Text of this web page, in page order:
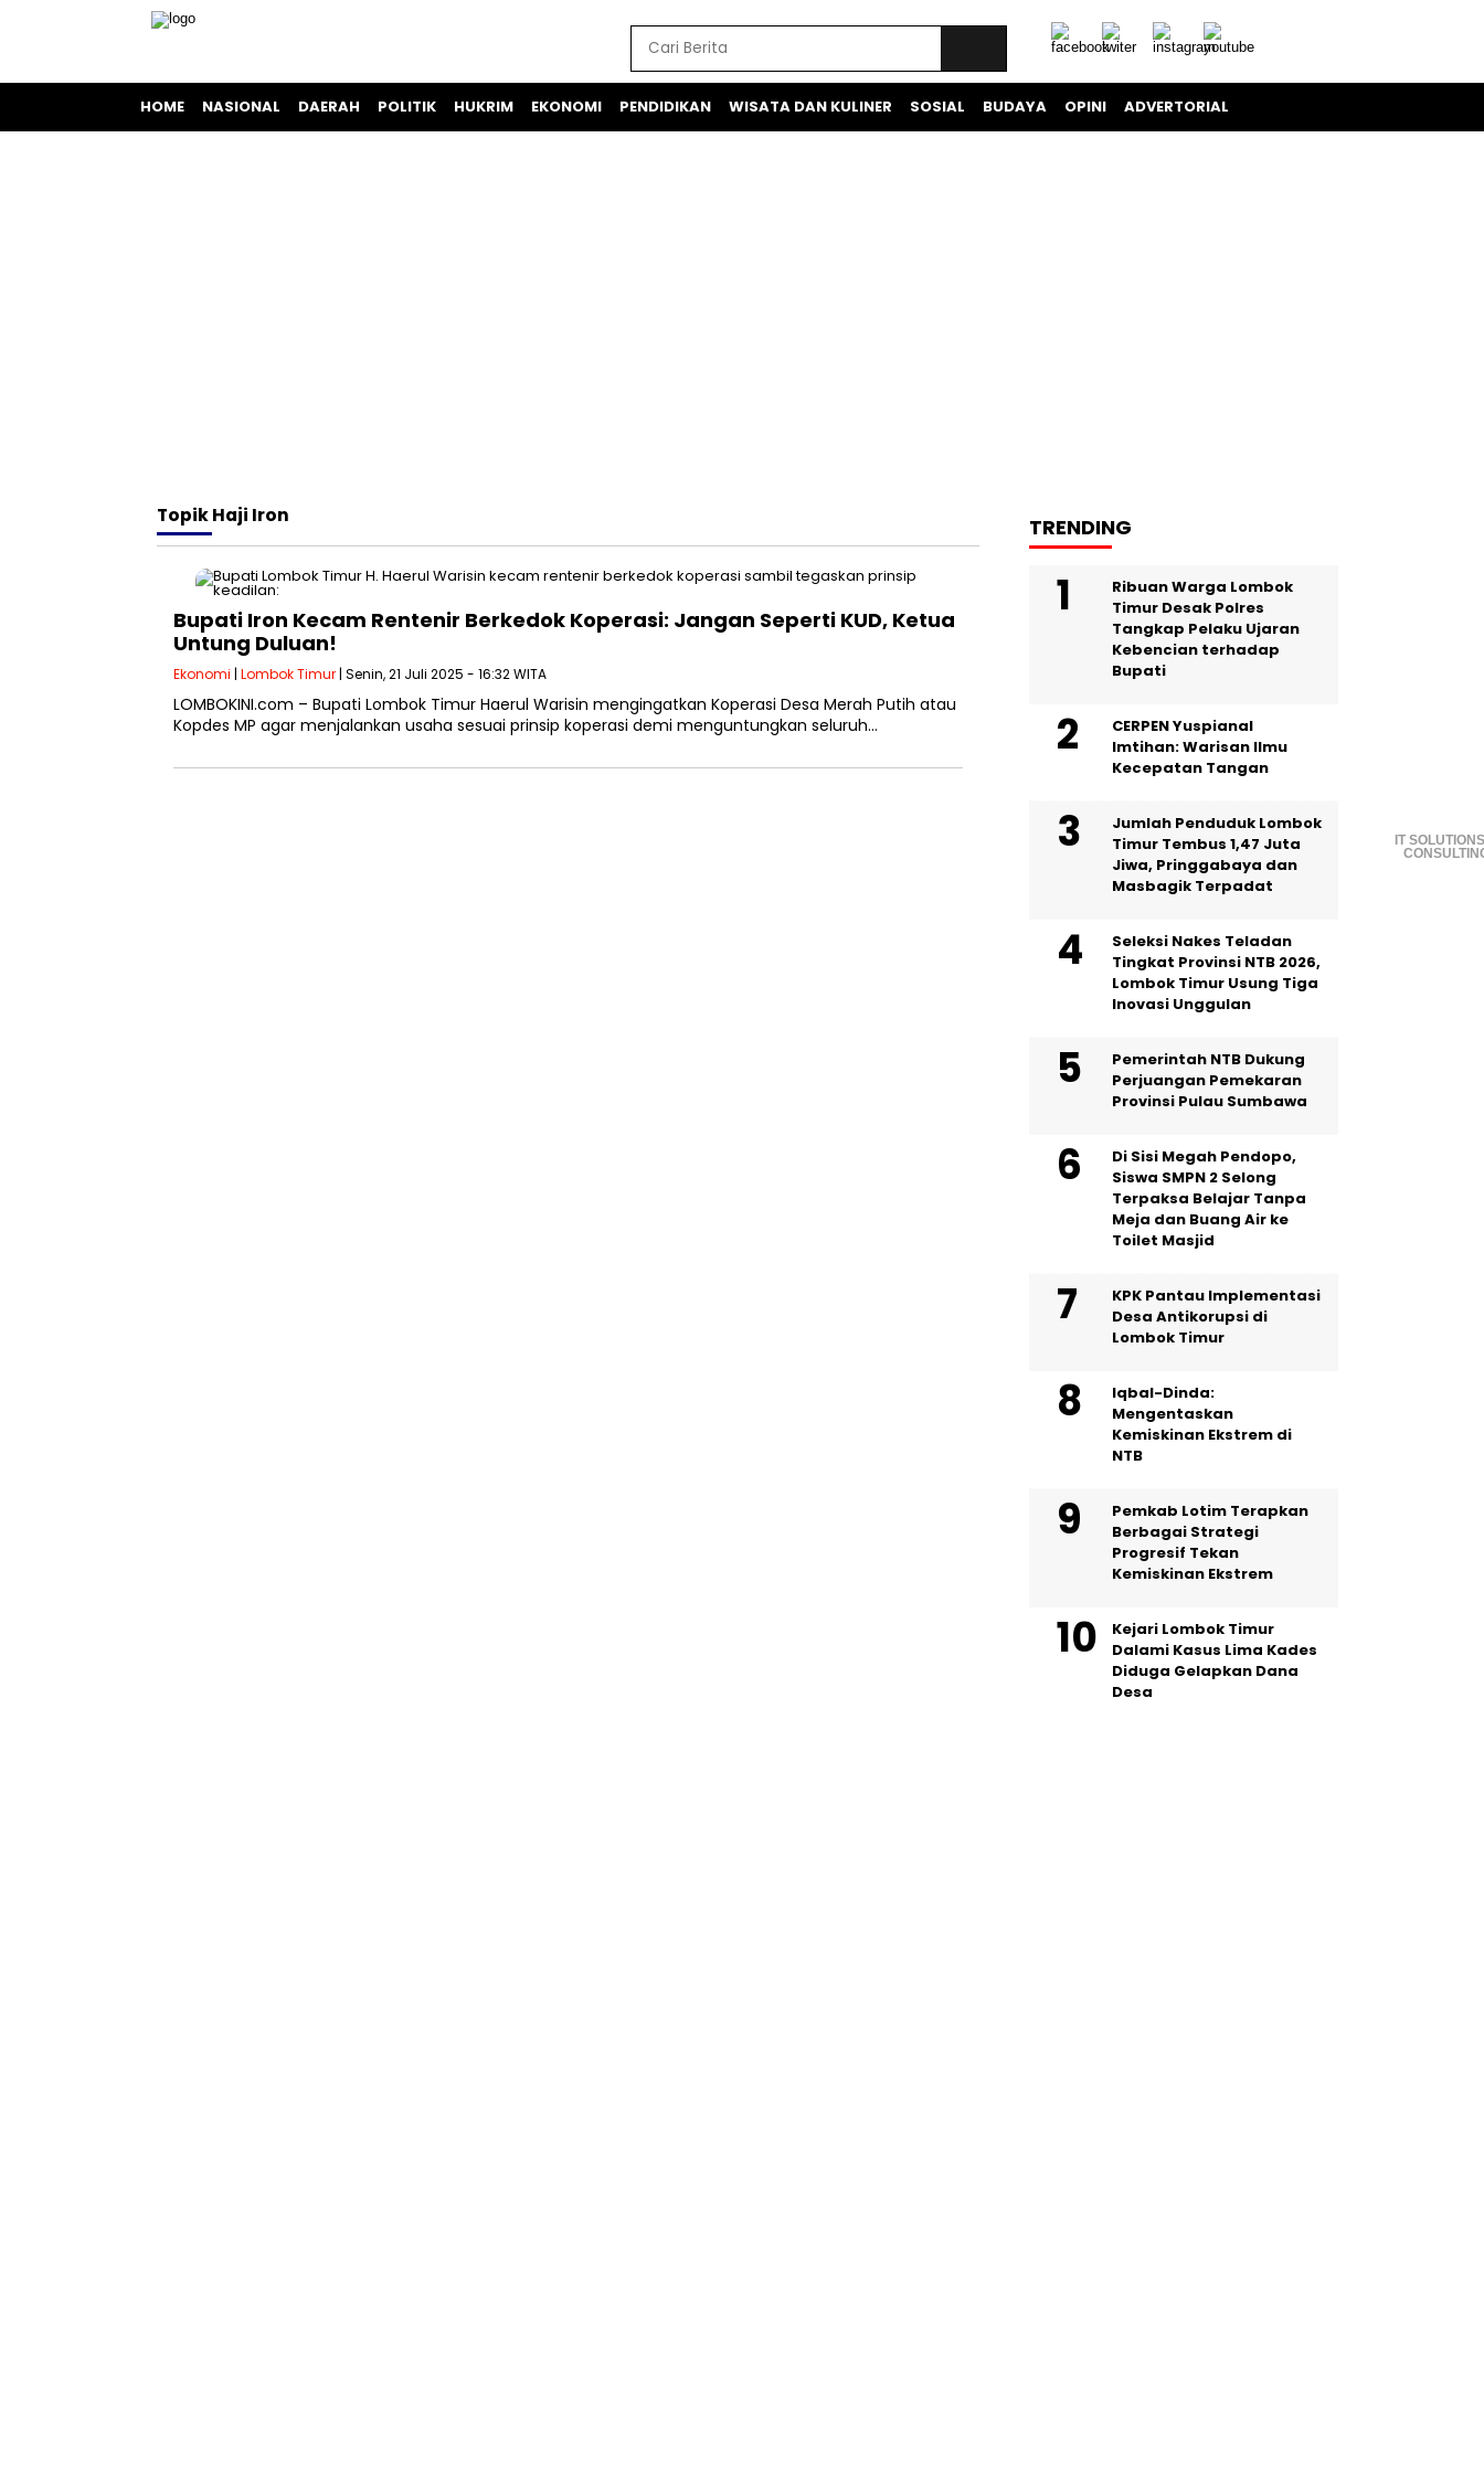
HOME NASIONAL DAERAH POLITIK HUKRIM EKONOMI PENDIDIKAN WISATA DAN KULINER SOSIAL BUDAYA OPINI ADVERTORIAL
IT
TopikHaji Iron
Bupati Iron Kecam Rentenir Berkedok Koperasi: Jangan Seperti KUD, Ketua
Untung Duluan!
Ekonomi | Lombok Timur | Senin, 21 Juli 2025 - 16:32 WITA
LOMBOKINI.com – Bupati Lombok Timur Haerul Warisin mengingatkan Koperasi Desa Merah Putih atau
Kopdes MP agar menjalankan usaha sesuai prinsip koperasi demi menguntungkan seluruh…
TRENDING
Ribuan Warga Lombok
Timur Desak Polres
Tangkap Pelaku Ujaran
Kebencian terhadap
Bupati
CERPEN Yuspianal
Imtihan: Warisan Ilmu
Kecepatan Tangan
Jumlah Penduduk Lombok
Timur Tembus 1,47 Juta
Jiwa, Pringgabaya dan
Masbagik Terpadat
Seleksi Nakes Teladan
Tingkat Provinsi NTB 2026,
Lombok Timur Usung Tiga
Inovasi Unggulan
Pemerintah NTB Dukung
Perjuangan Pemekaran
Provinsi Pulau Sumbawa
Di Sisi Megah Pendopo,
Siswa SMPN 2 Selong
Terpaksa Belajar Tanpa
Meja dan Buang Air ke
Toilet Masjid
KPK Pantau Implementasi
Desa Antikorupsi di
Lombok Timur
Iqbal-Dinda:
Mengentaskan
Kemiskinan Ekstrem di
NTB
Pemkab Lotim Terapkan
Berbagai Strategi
Progresif Tekan
Kemiskinan Ekstrem
Kejari Lombok Timur
Dalami Kasus Lima Kades
Diduga Gelapkan Dana
Desa